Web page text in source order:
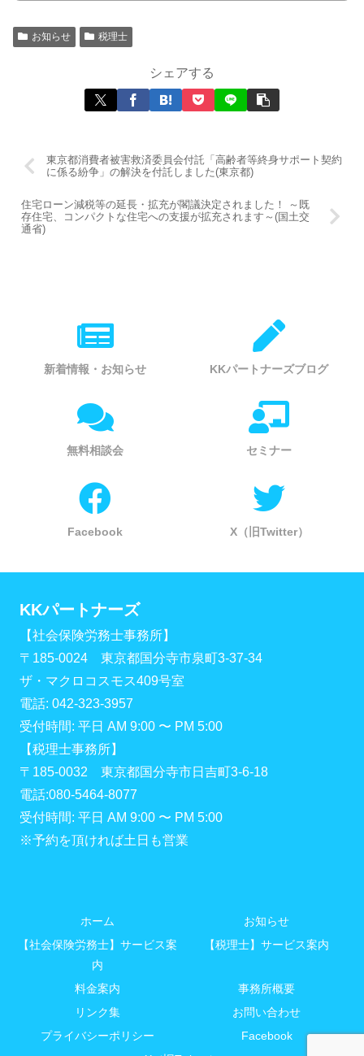
お知らせ 税理士
シェアする
東京都消費者被害救済委員会付託「高齢者等終身サポート契約
に係る紛争」の解決を付託しました(東京都)
住宅ローン減税等の延長・拡充が閣議決定されました！ ～既
存住宅、コンパクトな住宅への支援が拡充されます～(国土交
通省)
新着情報・お知らせ KKパートナーズブログ
無料相談会 セミナー
Facebook X（旧Twitter）
KKパートナーズ
【社会保険労務士事務所】
〒185-0024 東京都国分寺市泉町3-37-34
ザ・マクロコスモス409号室
電話: 042-323-3957
受付時間: 平日 AM 9:00 〜 PM 5:00
【税理士事務所】
〒185-0032 東京都国分寺市日吉町3-6-18
電話:080-5464-8077
受付時間: 平日 AM 9:00 〜 PM 5:00
※予約を頂ければ土日も営業
ホーム
お知らせ
【社会保険労務士】サービス案
内
【税理士】サービス案内
料金案内
事務所概要
リンク集
お問い合わせ
プライバシーポリシー
Facebook